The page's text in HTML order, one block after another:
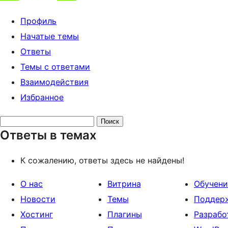
Профиль
Начатые темы
Ответы
Темы с ответами
Взаимодействия
Избранное
ответов:
Ответы в темах
К сожалению, ответы здесь не найдены!
О нас
Новости
Хостинг
Витрина
Темы
Плагины